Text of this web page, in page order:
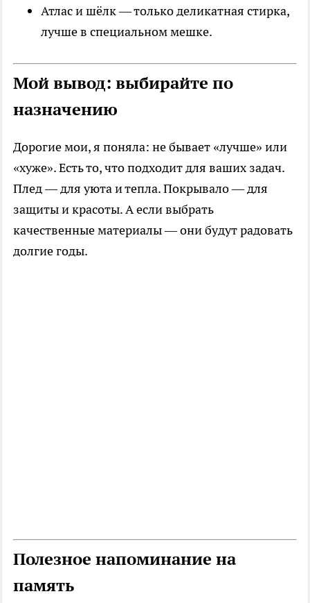
Атлас и шёлк — только деликатная стирка,
лучше в специальном мешке.
Мой вывод: выбирайте по
назначению
Дорогие мои, я поняла: не бывает «лучше» или
«хуже». Есть то, что подходит для ваших задач.
Плед — для уюта и тепла. Покрывало — для
защиты и красоты. А если выбрать
качественные материалы — они будут радовать
долгие годы.
Полезное напоминание на
память